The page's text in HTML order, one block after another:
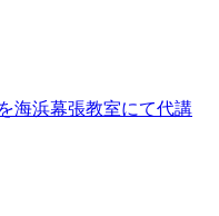
海浜幕張教室にて代講